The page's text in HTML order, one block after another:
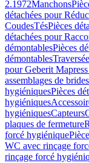
2.1972Manchons
détachées pour
CoudesTésPièces
détachées pour
démontablesPièces
démontables
pour Geberit
assemblages de brides
hygiéniquesPièces
hygiéniques
hygiéniquesCapteurs
plaques de fermeture
forcé hygiénique
WC avec rinçage
rinçage forcé